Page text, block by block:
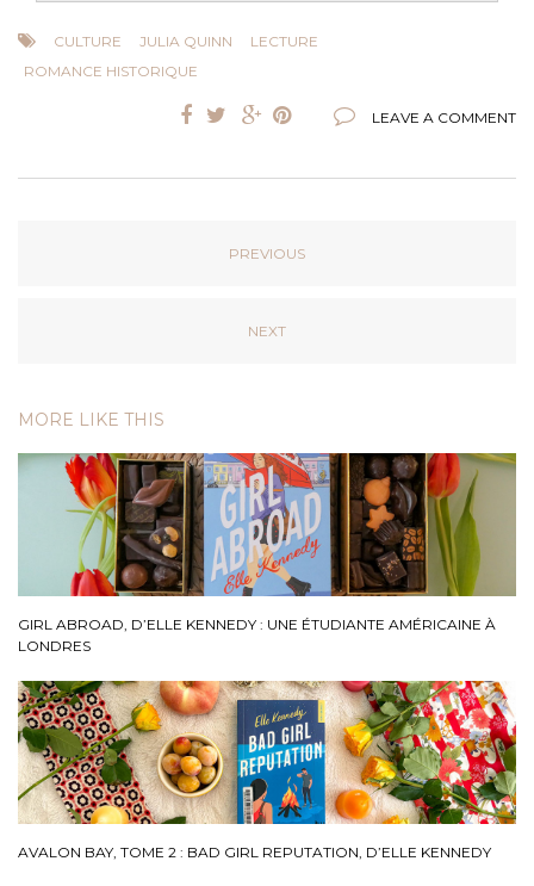
CULTURE JULIA QUINN
LECTURE
ROMANCE HISTORIQUE
LEAVE A COMMENT
PREVIOUS
NEXT
MORE LIKE THIS
GIRL ABROAD, D’ELLE KENNEDY : UNE ÉTUDIANTE AMÉRICAINE À
LONDRES
AVALON BAY, TOME 2 : BAD GIRL REPUTATION, D’ELLE KENNEDY